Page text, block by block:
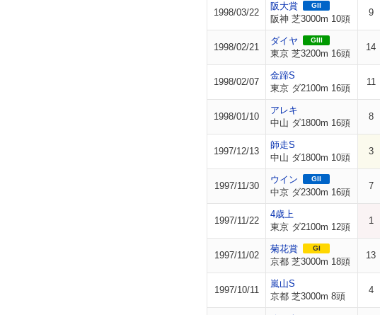
1998/03/22
阪大賞 GII
阪神 芝3000m 10頭
9
1998/02/21
ダイヤ GIII
東京 芝3200m 16頭
14
1998/02/07
金蹄S
東京 ダ2100m 16頭
11
1998/01/10
アレキ
中山 ダ1800m 16頭
8
1997/12/13
師走S
中山 ダ1800m 10頭
3
1997/11/30
ウイン GII
中京 ダ2300m 16頭
7
1997/11/22
4歳上
東京 ダ2100m 12頭
1
1997/11/02
菊花賞 GI
京都 芝3000m 18頭
13
1997/10/11
嵐山S
京都 芝3000m 8頭
4